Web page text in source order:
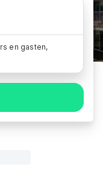
en gasten,